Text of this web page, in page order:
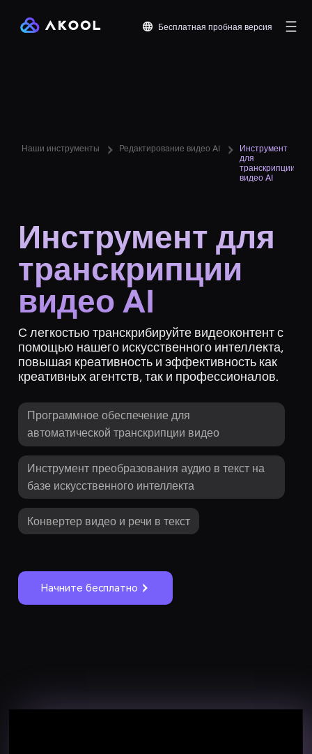
Бесплатная пробная версия
Наши инструменты Редактирование видео AI
Инструмент
для
транскрипции
видео AI
Инструмент для
транскрипции
видео AI
С легкостью транскрибируйте видеоконтент с
помощью нашего искусственного интеллекта,
повышая креативность и эффективность как
креативных агентств, так и профессионалов.
Программное обеспечение для
автоматической транскрипции видео
Инструмент преобразования аудио в текст на
базе искусственного интеллекта
Конвертер видео и речи в текст
Начните бесплатно